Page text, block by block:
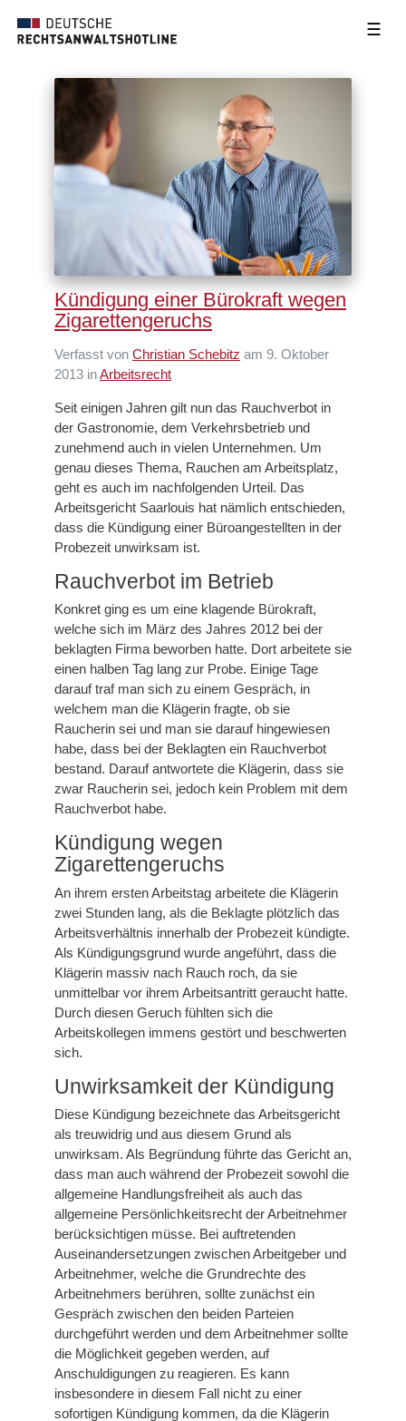
☰
Kündigung einer Bürokraft wegen
Zigarettengeruchs
Verfasst von Christian Schebitz am 9. Oktober
2013 inArbeitsrecht
Seit einigen Jahren gilt nun das Rauchverbot in
der Gastronomie, dem Verkehrsbetrieb und
zunehmend auch in vielen Unternehmen. Um
genau dieses Thema, Rauchen am Arbeitsplatz,
geht es auch im nachfolgenden Urteil. Das
Arbeitsgericht Saarlouis hat nämlich entschieden,
dass die Kündigung einer Büroangestellten in der
Probezeit unwirksam ist.
Rauchverbot im Betrieb
Konkret ging es um eine klagende Bürokraft,
welche sich im März des Jahres 2012 bei der
beklagten Firma beworben hatte. Dort arbeitete sie
einen halben Tag lang zur Probe. Einige Tage
darauf traf man sich zu einem Gespräch, in
welchem man die Klägerin fragte, ob sie
Raucherin sei und man sie darauf hingewiesen
habe, dass bei der Beklagten ein Rauchverbot
bestand. Darauf antwortete die Klägerin, dass sie
zwar Raucherin sei, jedoch kein Problem mit dem
Rauchverbot habe.
Kündigung wegen
Zigarettengeruchs
An ihrem ersten Arbeitstag arbeitete die Klägerin
zwei Stunden lang, als die Beklagte plötzlich das
Arbeitsverhältnis innerhalb der Probezeit kündigte.
Als Kündigungsgrund wurde angeführt, dass die
Klägerin massiv nach Rauch roch, da sie
unmittelbar vor ihrem Arbeitsantritt geraucht hatte.
Durch diesen Geruch fühlten sich die
Arbeitskollegen immens gestört und beschwerten
sich.
Unwirksamkeit der Kündigung
Diese Kündigung bezeichnete das Arbeitsgericht
als treuwidrig und aus diesem Grund als
unwirksam. Als Begründung führte das Gericht an,
dass man auch während der Probezeit sowohl die
allgemeine Handlungsfreiheit als auch das
allgemeine Persönlichkeitsrecht der Arbeitnehmer
berücksichtigen müsse. Bei auftretenden
Auseinandersetzungen zwischen Arbeitgeber und
Arbeitnehmer, welche die Grundrechte des
Arbeitnehmers berühren, sollte zunächst ein
Gespräch zwischen den beiden Parteien
durchgeführt werden und dem Arbeitnehmer sollte
die Möglichkeit gegeben werden, auf
Anschuldigungen zu reagieren. Es kann
insbesondere in diesem Fall nicht zu einer
sofortigen Kündigung kommen, da die Klägerin